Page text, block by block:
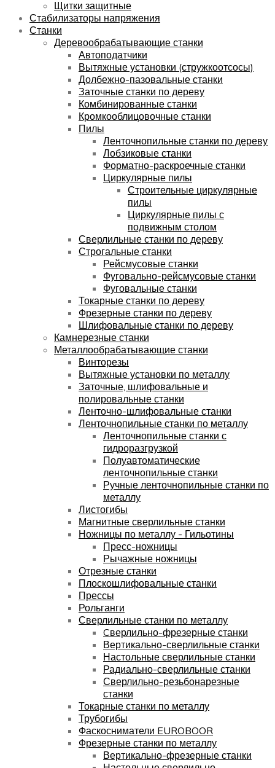
Щитки защитные
Стабилизаторы напряжения
Станки
Деревообрабатывающие станки
Автоподатчики
Вытяжные установки (стружкоотсосы)
Долбежно-пазовальные станки
Заточные станки по дереву
Комбинированные станки
Кромкооблицовочные станки
Пилы
Ленточнопильные станки по дереву
Лобзиковые станки
Форматно-раскроечные станки
Циркулярные пилы
Строительные циркулярные
пилы
Циркулярные пилы с
подвижным столом
Сверлильные станки по дереву
Строгальные станки
Рейсмусовые станки
Фуговально-рейсмусовые станки
Фуговальные станки
Токарные станки по дереву
Фрезерные станки по дереву
Шлифовальные станки по дереву
Камнерезные станки
Металлообрабатывающие станки
Винторезы
Вытяжные установки по металлу
Заточные, шлифовальные и
полировальные станки
Ленточно-шлифовальные станки
Ленточнопильные станки по металлу
Ленточнопильные станки с
гидроразгрузкой
Полуавтоматические
ленточнопильные станки
Ручные ленточнопильные станки по
металлу
Листогибы
Магнитные сверлильные станки
Ножницы по металлу - Гильотины
Пресс-ножницы
Рычажные ножницы
Отрезные станки
Плоскошлифовальные станки
Прессы
Рольганги
Сверлильные станки по металлу
Cверлильно-фрезерные станки
Вертикально-сверлильные станки
Настольные сверлильные станки
Радиально-сверлильные станки
Сверлильно-резьбонарезные
станки
Токарные станки по металлу
Трубогибы
Фаскосниматели EUROBOOR
Фрезерные станки по металлу
Вертикально-фрезерные станки